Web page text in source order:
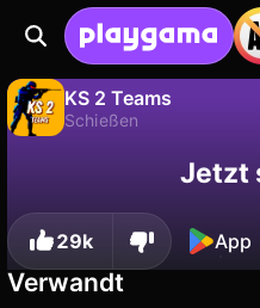
KS 2 Teams
Schießen
speichern!
Jetzt
29k App
Verwandt